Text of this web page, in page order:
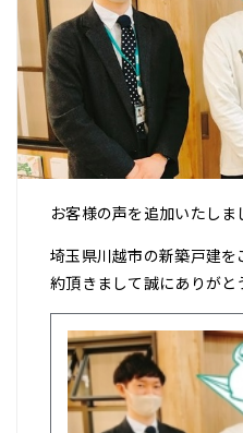
お客様の声を追加いたしま
埼玉県川越市の新築戸建を
約頂きまして誠にありがと